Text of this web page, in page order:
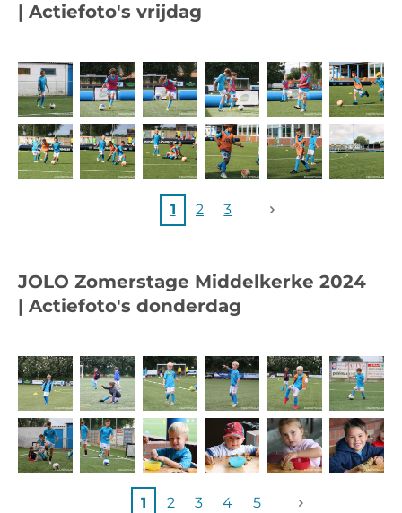
| Actiefoto's vrijdag
1 2 3
JOLO Zomerstage Middelkerke 2024
| Actiefoto's donderdag
1 2 3 4 5